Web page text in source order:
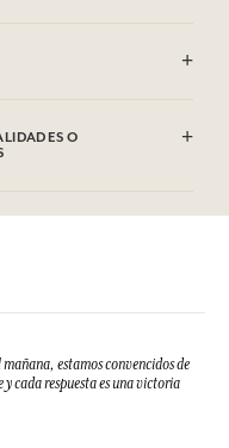
O
estamos convencidos de
cada respuesta es una victoria